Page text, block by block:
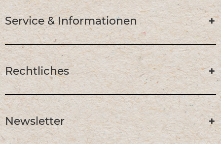
Service & Informationen
Rechtliches
Newsletter